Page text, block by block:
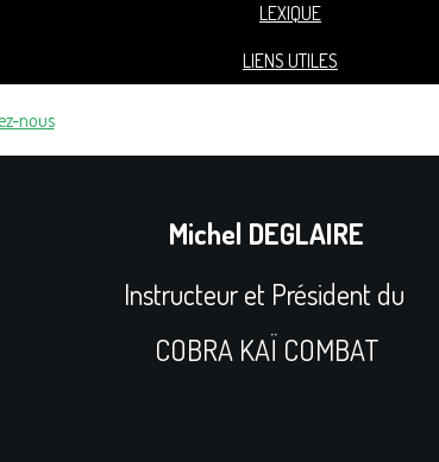
LEXIQUE
LIENS UTILES
nous
Michel DEGLAIRE
Instructeur et Président du
COBRA KAÏ COMBAT